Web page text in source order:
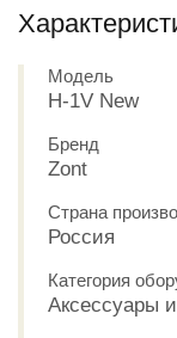
Модель
H-1V New
Бренд
Zont
Страна
Россия
Категория
Аксессуары